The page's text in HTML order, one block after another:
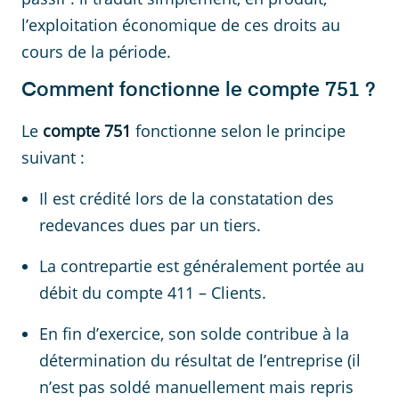
l’exploitation économique de ces droits au
cours de la période.
Comment fonctionne le compte 751 ?
Le compte 751 fonctionne selon le principe
suivant :
Il est crédité lors de la constatation des
redevances dues par un tiers.
La contrepartie est généralement portée au
débit du compte 411 – Clients.
En fin d’exercice, son solde contribue à la
détermination du résultat de l’entreprise (il
n’est pas soldé manuellement mais repris